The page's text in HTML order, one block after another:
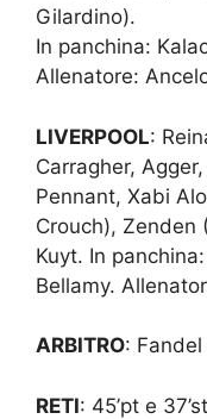
Gilardino).
In panchina:
Allenatore:
LIVERPOOL:
Carragher,
Pennant, Xabi
Crouch), Zenden
Kuyt. In
Bellamy.
ARBITRO:
RETI: 45’pt e